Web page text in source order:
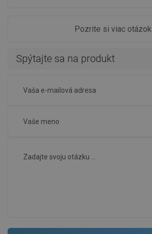
Pozrite si viac otázok
Spýtajte sa na produkt